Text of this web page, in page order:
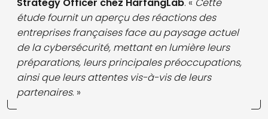
étude fournit un aperçu des réactions des
entreprises françaises face au paysage actuel
de la cybersécurité, mettant en lumière leurs
préparations, leurs principales préoccupations,
ainsi que leurs attentes vis-à-vis de leurs
partenaires. »